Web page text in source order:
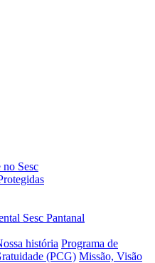
no Sesc
Sesc Pantanal
história Programa de
(PCG) Missão, Visão